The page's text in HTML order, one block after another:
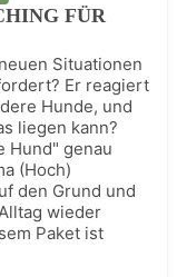
FÜR
Situationen
Er reagiert
Hunde, und
liegen kann?
Hund" genau
(Hoch)
den Grund und
wieder
Paket ist